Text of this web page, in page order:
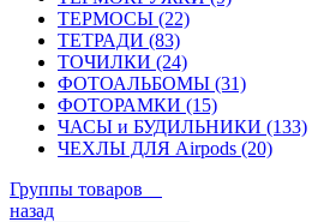
ТЕРМОСЫ (22)
ТЕТРАДИ (83)
ТОЧИЛКИ (24)
ФОТОАЛЬБОМЫ (31)
ФОТОРАМКИ (15)
ЧАСЫ и БУДИЛЬНИКИ (133)
ЧЕХЛЫ ДЛЯ Airpods (20)
Группы товаров
назад